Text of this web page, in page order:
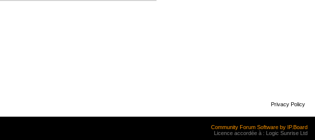
Privacy Policy
Community Forum Software by IP.Board
Licence accordée à : Logic Sunrise Ltd